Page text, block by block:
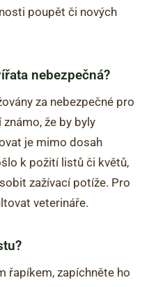
poupět či nových
nebezpečná?
za nebezpečné pro
že by byly
je mimo dosah
k požití listů či květů,
zažívací potíže. Pro
veterináře.
řapíkem, zapíchněte ho